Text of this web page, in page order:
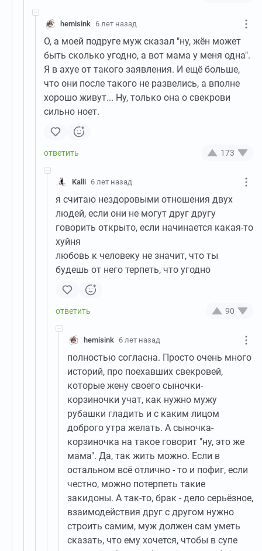
hemisink 6 лет назад
О, а моей подруге муж сказал "ну, жён может
быть сколько угодно, а вот мама у меня одна".
Я в ахуе от такого заявления. И ещё больше,
что они после такого не развелись, а вполне
хорошо живут... Ну, только она о свекрови
сильно ноет.
173
Kalli 6 лет назад
я считаю нездоровыми отношения двух
людей, если они не могут друг другу
говорить открыто, если начинается какая-то
хуйня
любовь к человеку не значит, что ты
будешь от него терпеть, что угодно
90
hemisink 6 лет назад
полностью согласна. Просто очень много
историй, про поехавших свекровей,
которые жену своего сыночки-
корзиночки учат, как нужно мужу
рубашки гладить и с каким лицом
доброго утра желать. А сыночка-
корзиночка на такое говорит "ну, это же
мама". Да, так жить можно. Если в
остальном всё отлично - то и пофиг, если
честно, можно потерпеть такие
закидоны. А так-то, брак - дело серьёзное,
взаимодействия друг с другом нужно
строить самим, муж должен сам уметь
сказать, что ему хочется, чтобы в супе